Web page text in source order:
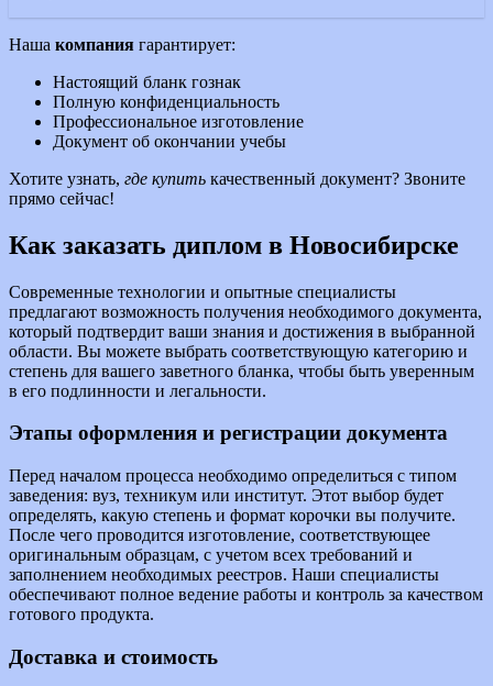
Наша компания гарантирует:
Настоящий бланк гознак
Полную конфиденциальность
Профессиональное изготовление
Документ об окончании учебы
Хотите узнать, где купить качественный документ? Звоните
прямо сейчас!
Как заказать диплом в Новосибирске
Современные технологии и опытные специалисты
предлагают возможность получения необходимого документа,
который подтвердит ваши знания и достижения в выбранной
области. Вы можете выбрать соответствующую категорию и
степень для вашего заветного бланка, чтобы быть уверенным
в его подлинности и легальности.
Этапы оформления и регистрации документа
Перед началом процесса необходимо определиться с типом
заведения: вуз, техникум или институт. Этот выбор будет
определять, какую степень и формат корочки вы получите.
После чего проводится изготовление, соответствующее
оригинальным образцам, с учетом всех требований и
заполнением необходимых реестров. Наши специалисты
обеспечивают полное ведение работы и контроль за качеством
готового продукта.
Доставка и стоимость